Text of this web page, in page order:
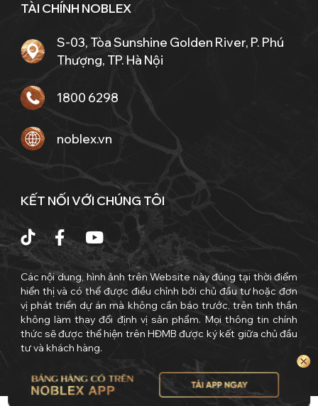
TÀI CHÍNH NOBLEX
S-03, Tòa Sunshine Golden River, P. Phú
Thượng, TP. Hà Nội
1800 6298
noblex.vn
KẾT NỐI VỚI CHÚNG TÔI
Các nội dung, hình ảnh trên Website này đúng tại thời điểm
hiển thị và có thể được điều chỉnh bởi chủ đầu tư hoặc đơn
vị phát triển dự án mà không cần báo trước, trên tinh thần
không làm thay đổi định vị sản phẩm. Mọi thông tin chính
thức sẽ được thể hiện trên HĐMB được ký kết giữa chủ đầu
tư và khách hàng.